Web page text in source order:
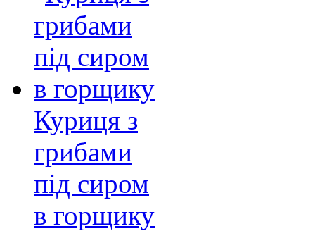
Куриця з
грибами
під сиром
в горщику